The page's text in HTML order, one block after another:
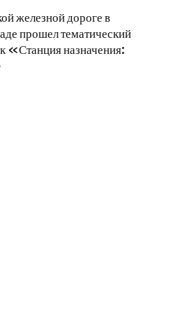
железной дороге в
прошел тематический
«Станция назначения: